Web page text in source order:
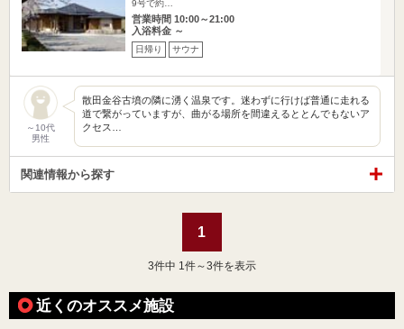
9号で約…
営業時間 10:00～21:00
入浴料金 ～
日帰り サウナ
～10代
男性
散田金谷古墳の隣に湧く温泉です。迷わずに行けば普通に走れる
道で繋がっていますが、曲がる場所を間違えるととんでもないア
クセス…
関連情報から探す
1
3件中 1件～3件を表示
近くのオススメ施設